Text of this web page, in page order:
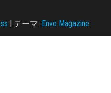
テーマ: Envo Magazine